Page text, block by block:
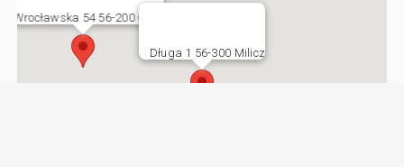
Długa 1 56-300 Milicz
Wrocławska 54 56-200 Góra